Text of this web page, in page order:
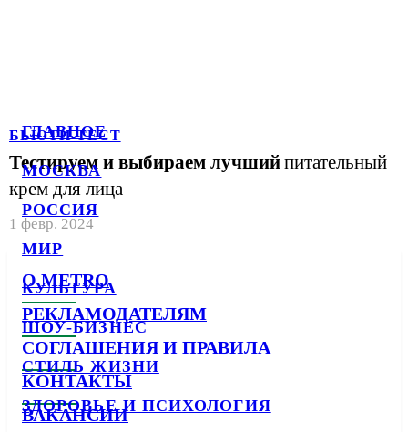
ГЛАВНОЕ
МОСКВА
РОССИЯ
МИР
КУЛЬТУРА
ШОУ-БИЗНЕС
СТИЛЬ ЖИЗНИ
ЗДОРОВЬЕ И ПСИХОЛОГИЯ
БЬЮТИ-ТЕСТ
Тестируем и выбираем лучшийпитательный
крем для лица
1 февр. 2024
О METRO
РЕКЛАМОДАТЕЛЯМ
СОГЛАШЕНИЯ И ПРАВИЛА
КОНТАКТЫ
ВАКАНСИИ